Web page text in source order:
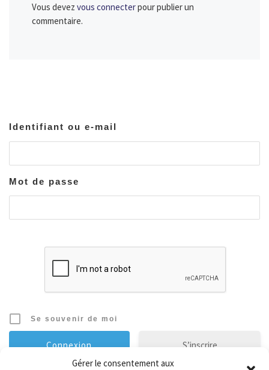
Gérer le consentement aux
Vous devez vous connecterpour publier un
commentaire.
Identifiant ou e-mail
Mot de passe
Se souvenir de moi
S’inscrire